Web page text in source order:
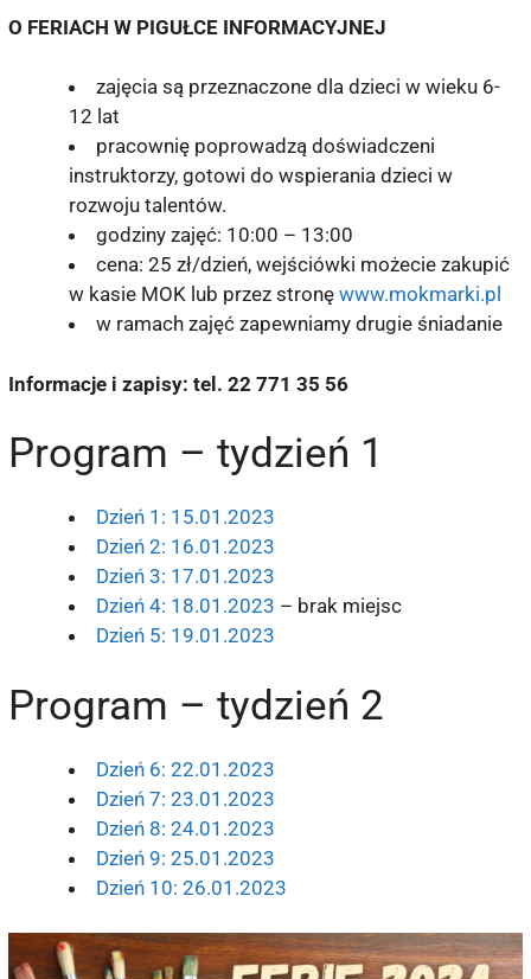
O FERIACH W PIGUŁCE INFORMACYJNEJ
zajęcia są przeznaczone dla dzieci w wieku 6-
12 lat
pracownię poprowadzą doświadczeni
instruktorzy, gotowi do wspierania dzieci w
rozwoju talentów.
godziny zajęć: 10:00 – 13:00
cena: 25 zł/dzień, wejściówki możecie zakupić
w kasie MOK lub przez stronę www.mokmarki.pl
w ramach zajęć zapewniamy drugie śniadanie
Informacje i zapisy: tel. 22 771 35 56
Program – tydzień 1
Dzień 1: 15.01.2023
Dzień 2: 16.01.2023
Dzień 3: 17.01.2023
Dzień 4: 18.01.2023 – brak miejsc
Dzień 5: 19.01.2023
Program – tydzień 2
Dzień 6: 22.01.2023
Dzień 7: 23.01.2023
Dzień 8: 24.01.2023
Dzień 9: 25.01.2023
Dzień 10: 26.01.2023